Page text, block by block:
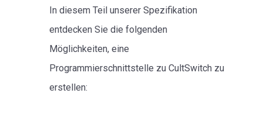
In diesem Teil unserer Spezifikation
entdecken Sie die folgenden
Möglichkeiten, eine
Programmierschnittstelle zu CultSwitch zu
erstellen: